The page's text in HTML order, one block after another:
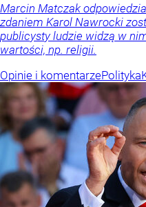
Marcin Matczak
zdaniem Karol Nawrocki
publicysty ludzie widzą w
wartości, np. religii.
Opinie i komentarzePolityka